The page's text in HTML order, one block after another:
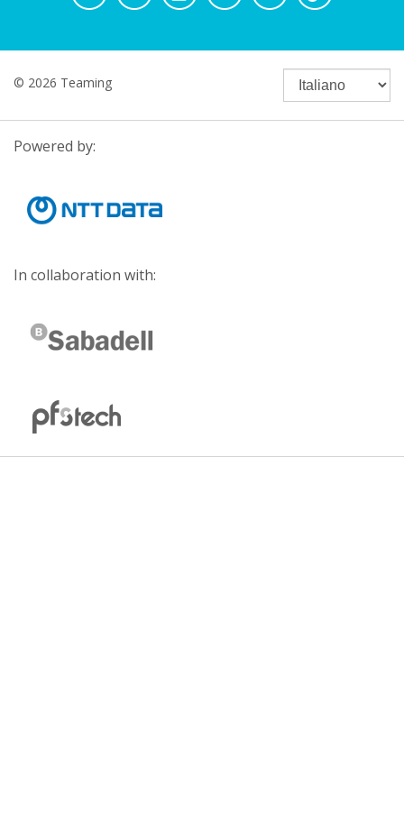
© 2026 Teaming
Powered by:
In collaboration with: